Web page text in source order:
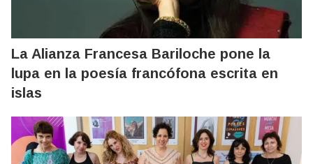
La Alianza Francesa Bariloche pone la
lupa en la poesía francófona escrita en
islas